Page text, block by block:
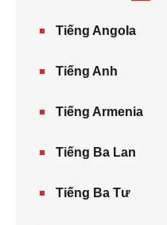
Tiếng Angola
Tiếng Anh
Tiếng Armenia‎
Tiếng Ba Lan
Tiếng Ba Tư